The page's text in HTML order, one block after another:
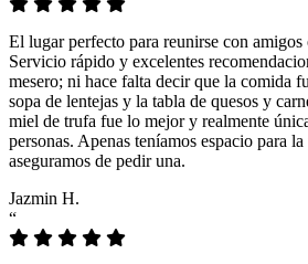
El lugar perfecto para reunirse con
Servicio rápido y excelentes
mesero; ni hace falta decir que la comida
sopa de lentejas y la tabla de quesos y
miel de trufa fue lo mejor y realmente
personas. Apenas teníamos espacio para
aseguramos de pedir una.
Jazmin H.
“